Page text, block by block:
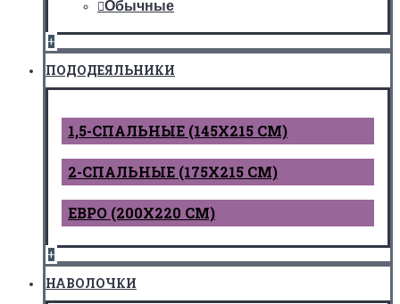
Обычные
+
ПОДОДЕЯЛЬНИКИ
1,5-СПАЛЬНЫЕ (145Х215 СМ)
2-СПАЛЬНЫЕ (175Х215 СМ)
ЕВРО (200Х220 СМ)
+
НАВОЛОЧКИ